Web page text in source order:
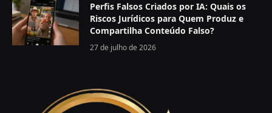
Perfis Falsos Criados por IA: Quais os
Riscos Jurídicos para Quem Produz e
Compartilha Conteúdo Falso?
27 de julho de 2026